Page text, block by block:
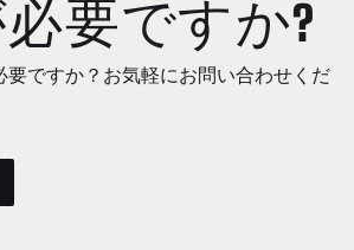
要ですか?
要ですか？お気軽にお問い合わせくだ